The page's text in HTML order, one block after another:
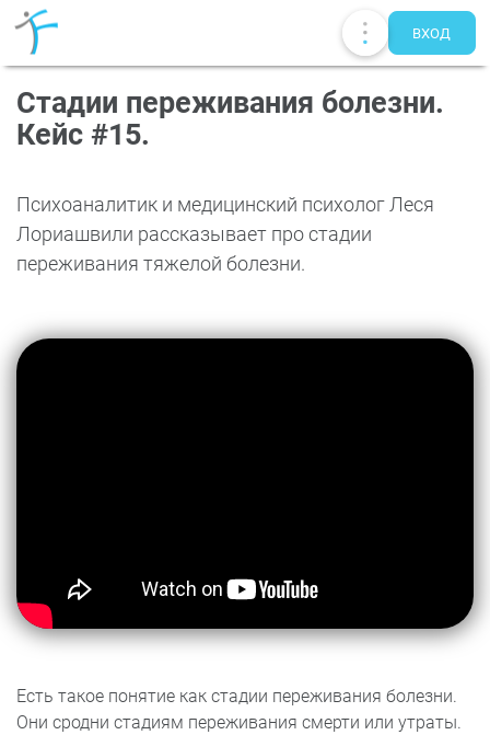
ВХОД
Стадии переживания болезни.
Кейс #15.
Психоаналитик и медицинский психолог Леся
Лориашвили рассказывает про стадии
переживания тяжелой болезни.​
Есть такое понятие как стадии переживания болезни.
Они сродни стадиям переживания смерти или утраты.